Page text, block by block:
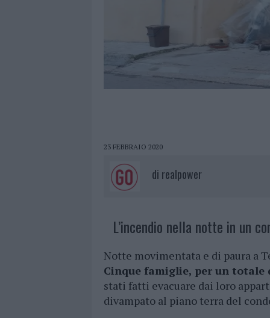
23 FEBBRAIO 2020
di realpower
L’incendio nella notte in un
Notte movimentata e di paura a
Cinque famiglie, per un totale
stati fatti evacuare dai loro
divampato al piano terra del